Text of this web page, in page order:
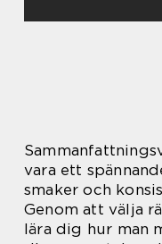
vara ett
smaker och
Genom att välja
lära dig hur man